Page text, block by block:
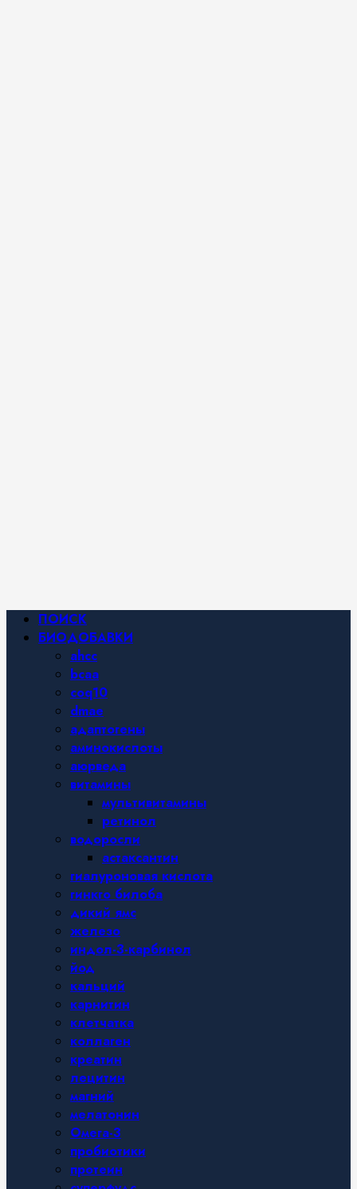
Основное
меню
ПОИСК
БИОДОБАВКИ
ahcc
bcaa
coq10
dmae
адаптогены
аминокислоты
аюрведа
витамины
мультивитамины
ретинол
водоросли
астаксантин
гиалуроновая кислота
гинкго билоба
дикий ямс
железо
индол-3-карбинол
йод
кальций
карнитин
клетчатка
коллаген
креатин
лецитин
магний
мелатонин
Омега-3
пробиотики
протеин